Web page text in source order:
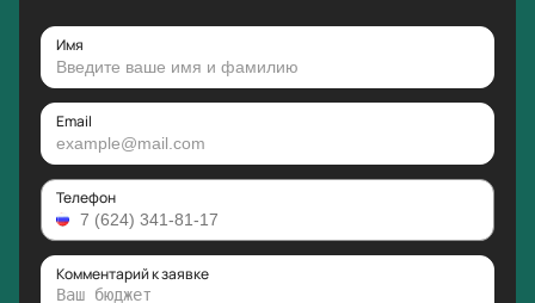
Имя
Email
Телефон
Комментарий к заявке